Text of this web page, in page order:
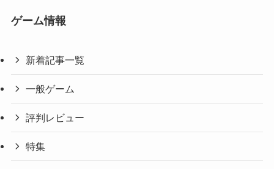
ゲーム情報
新着記事一覧
一般ゲーム
評判レビュー
特集